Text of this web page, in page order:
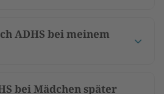
ADHS bei meinem
bei Mädchen später